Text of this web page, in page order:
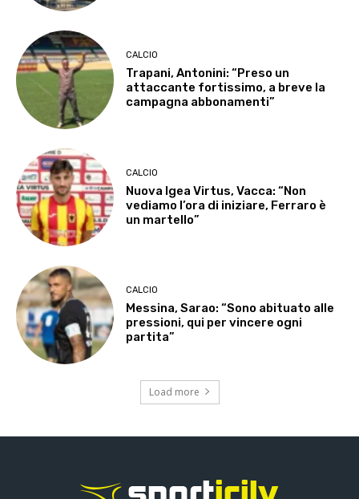
CALCIO
Trapani, Antonini: “Preso un
attaccante fortissimo, a breve la
campagna abbonamenti”
CALCIO
Nuova Igea Virtus, Vacca: “Non
vediamo l’ora di iniziare, Ferraro è
un martello”
CALCIO
Messina, Sarao: “Sono abituato alle
pressioni, qui per vincere ogni
partita”
Load more